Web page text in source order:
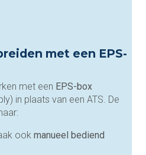
met een EPS-
met een EPS-box
in plaats van een ATS. De
ook manueel bediend